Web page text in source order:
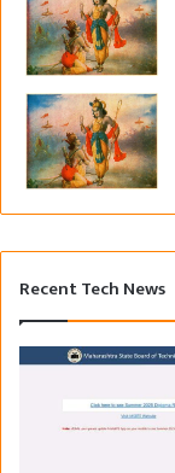
Recent Tech News